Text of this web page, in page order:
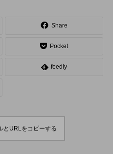
2020.08.18
Share
Pocket
feedly
とURLをコピーする